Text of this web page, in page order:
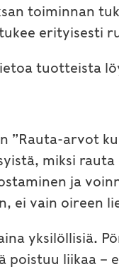
toiminnan
erityisesti
tuotteista
”Rauta-arvot
miksi
ja
ei vain oireen
yksilöllisiä.
poistuu liikaa –